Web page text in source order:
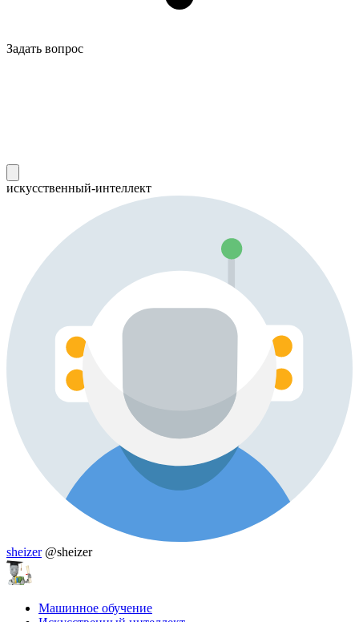
Задать вопрос
искусственный-интеллект
sheizer @sheizer
Машинное обучение